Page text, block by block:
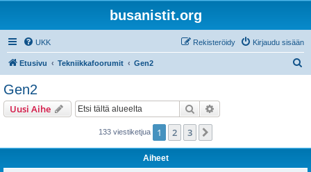
busanistit.org
UKK Kirjaudu sisään
Rekisteröidy
Etusivu Tekniikkafoorumit Gen2
Gen2
Uusi Aihe Etsi
133 viestiketjua 1 2 3
Aiheet